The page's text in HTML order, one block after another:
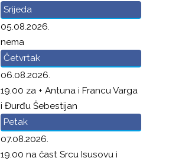
Srijeda
05.08.2026.
nema
Četvrtak
06.08.2026.
19.00 za + Antuna i Francu Varga
i Đurđu Šebestijan
Petak
07.08.2026.
19.00 na čast Srcu Isusovu i